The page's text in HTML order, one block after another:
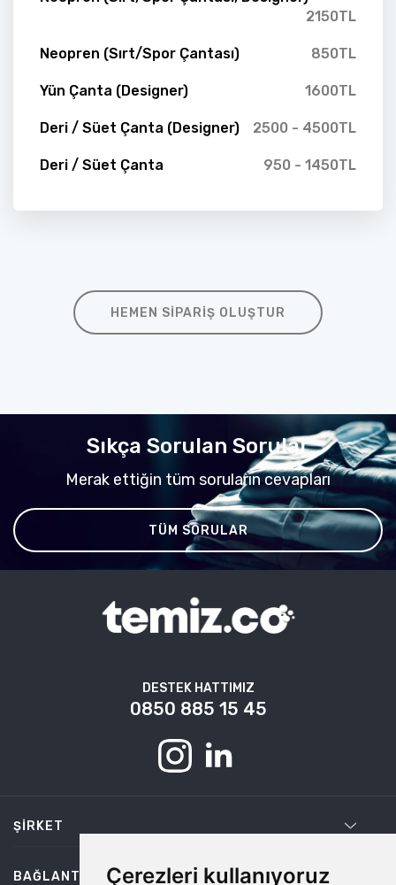
Çerezleri kullanıyoruz
2150TL
Neopren (Sırt/Spor Çantası) 850TL
Yün Çanta (Designer) 1600TL
Deri / Süet Çanta (Designer) 2500 - 4500TL
Deri / Süet Çanta 950 - 1450TL
HEMEN SIPARIŞ OLUŞTUR
Sıkça Sorulan Sorular
Merak ettiğin tüm soruların cevapları
TÜM SORULAR
DESTEK HATTIMIZ
0850 885 15 45
ŞIRKET
BAĞLANTILAR